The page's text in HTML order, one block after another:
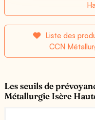
Liste des
CCN
Les seuils de
Métallurgie Isère